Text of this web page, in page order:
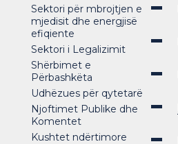
Sektori për mbrojtjen e
mjedisit dhe energjisë
efiqiente
Sektori i Legalizimit
Shërbimet e
Përbashkëta
Udhëzues për qytetarë
Njoftimet Publike dhe
Komentet
Kushtet ndërtimore